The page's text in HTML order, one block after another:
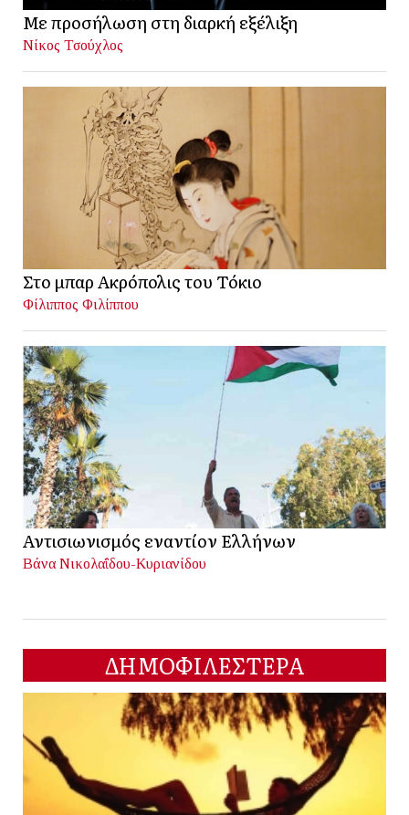
Με προσήλωση στη διαρκή εξέλιξη
Νίκος Τσούχλος
Στο μπαρ Ακρόπολις του Τόκιο
Φίλιππος Φιλίππου
Αντισιωνισμός εναντίον Ελλήνων
Βάνα Νικολαΐδου-Κυριανίδου
ΔΗΜΟΦΙΛΕΣΤΕΡΑ